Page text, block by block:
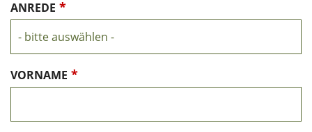
ANREDE *
VORNAME *